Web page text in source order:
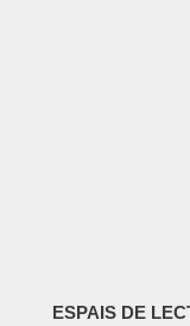
ESPAIS DE